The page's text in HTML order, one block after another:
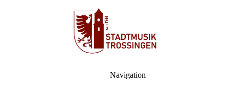
Navigation